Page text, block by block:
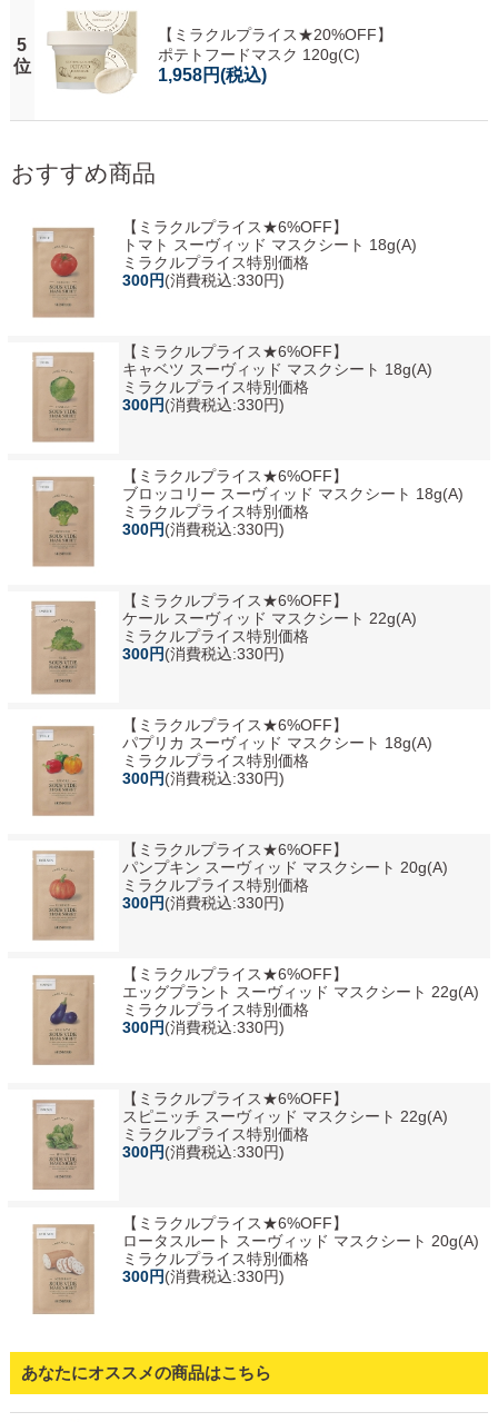
5
位
【ミラクルプライス★20%OFF】
ポテトフードマスク 120g(C)
1,958円(税込)
おすすめ商品
【ミラクルプライス★6%OFF】
トマト スーヴィッド マスクシート 18g(A)
ミラクルプライス特別価格
300円(消費税込:330円)
【ミラクルプライス★6%OFF】
キャベツ スーヴィッド マスクシート 18g(A)
ミラクルプライス特別価格
300円(消費税込:330円)
【ミラクルプライス★6%OFF】
ブロッコリー スーヴィッド マスクシート 18g(A)
ミラクルプライス特別価格
300円(消費税込:330円)
【ミラクルプライス★6%OFF】
ケール スーヴィッド マスクシート 22g(A)
ミラクルプライス特別価格
300円(消費税込:330円)
【ミラクルプライス★6%OFF】
パプリカ スーヴィッド マスクシート 18g(A)
ミラクルプライス特別価格
300円(消費税込:330円)
【ミラクルプライス★6%OFF】
パンプキン スーヴィッド マスクシート 20g(A)
ミラクルプライス特別価格
300円(消費税込:330円)
【ミラクルプライス★6%OFF】
エッグプラント スーヴィッド マスクシート 22g(A)
ミラクルプライス特別価格
300円(消費税込:330円)
【ミラクルプライス★6%OFF】
スピニッチ スーヴィッド マスクシート 22g(A)
ミラクルプライス特別価格
300円(消費税込:330円)
【ミラクルプライス★6%OFF】
ロータスルート スーヴィッド マスクシート 20g(A)
ミラクルプライス特別価格
300円(消費税込:330円)
あなたにオススメの商品はこちら